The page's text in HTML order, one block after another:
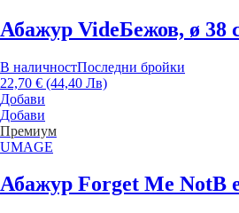
Абажур VideБежов, ø 38
В наличностПоследни бройки
22,70 € (44,40 Лв)
Добави
Добави
Премиум
UMAGE
Абажур Forget Me NotВ